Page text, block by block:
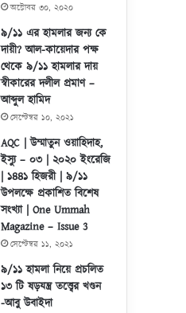
অক্টোবর ৩০, ২০২০
৯/১১ এর হামলার জন্য কে
দায়ী? আল-কায়েদার পক্ষ
থেকে ৯/১১ হামলার দায়
স্বীকারের দলীল প্রমাণ –
আব্দুল হামিদ
সেপ্টেম্বর ১০, ২০২১
AQC | উম্মাতুন ওয়াহিদাহ,
ইস্যু – ০৩ | ২০২০ ইংরেজি
| ১৪৪১ হিজরী | ৯/১১
উপলক্ষে প্রকাশিত বিশেষ
সংখ্যা | One Ummah
Magazine – Issue 3
সেপ্টেম্বর ১১, ২০২১
৯/১১ হামলা নিয়ে প্রচলিত
১৩ টি ষড়যন্ত্র তত্ত্বের খণ্ডন
-আবু উবাইদা